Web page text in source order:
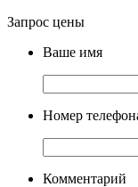
Запрос цены
Ваше имя
Номер
Комментарий